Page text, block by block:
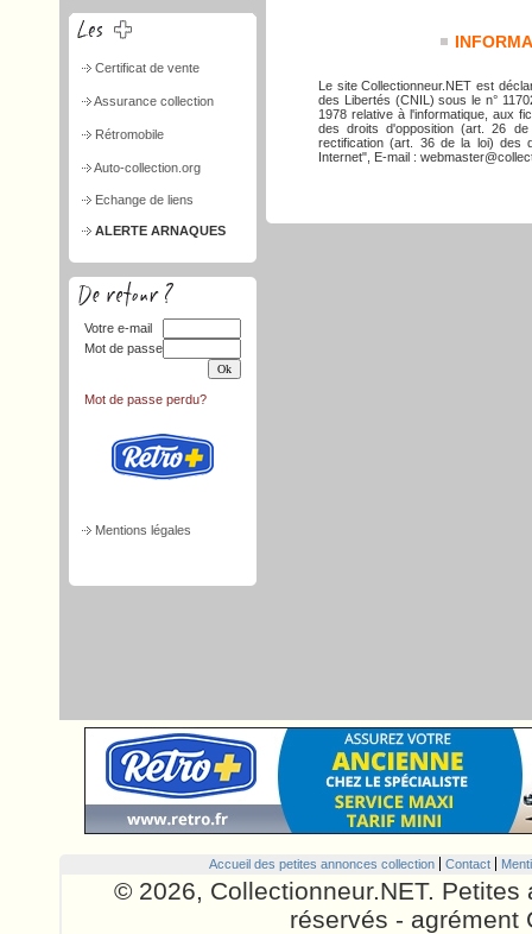
Certificat de vente
Assurance collection
Rétromobile
Auto-collection.org
Echange de liens
ALERTE ARNAQUES
Votre e-mail
Mot de passe
Mot de passe perdu?
Mentions légales
Le site Collectionneur.NET est
des Libertés (CNIL) sous le n°
1978 relative à l'informatique, aux
des droits d'opposition (art. 26
rectification (art. 36 de la loi) des
Internet", E-mail :
Accueil des petites annonces collection Contact
© 2026, Collectionneur.NET.
réservés - agrément